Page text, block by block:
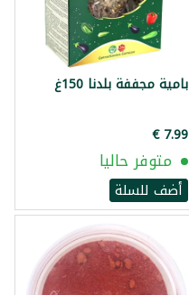
بامية مجففة بلدنا 150غ
متوفر حاليا
أضف للسلة